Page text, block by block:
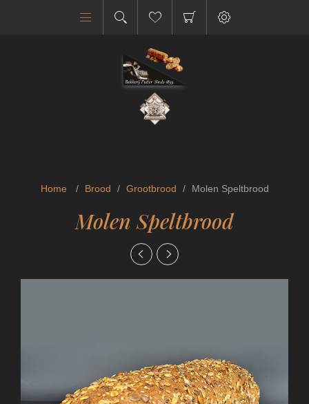
Home / Brood / Grootbrood / Molen Speltbrood
Molen Speltbrood